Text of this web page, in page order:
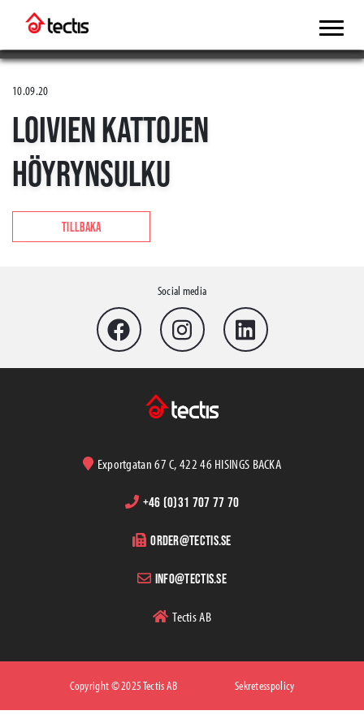
10.09.20
LOIVIEN KATTOJEN
HÖYRYNSULKU
TILLBAKA
Social media
Exportgatan 67 C, 422 46 HISINGS BACKA
+46 (0)31 707 77 70
order@tectis.se
info@tectis.se
Tectis AB
Copyright © 2025 Tectis AB Sekretesspolicy